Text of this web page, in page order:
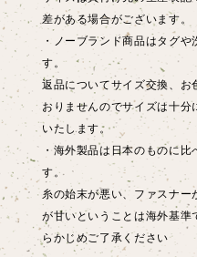
差がある場合がございます。
・ノーブランド商品はタグ
す。
返品についてサイズ交換、お
おりませんのでサイズは十
いたします。
・海外製品は日本のものに
す。
糸の始末が悪い、ファスナ
が甘いということは海外基準
らかじめご了承ください